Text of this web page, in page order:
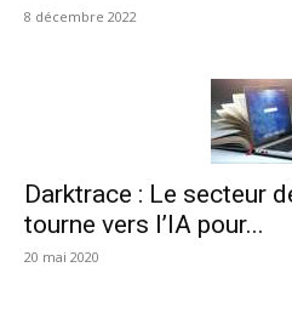
8 décembre 2022
Darktrace : Le secteur
tourne vers l’IA pour...
20 mai 2020